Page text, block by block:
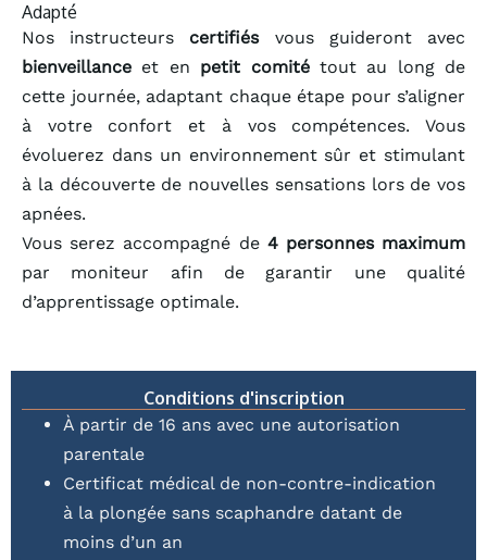
Adapté
Nos instructeurs certifiésvous guideront avec
bienveillance et en petit comitétout au long de
cette journée, adaptant chaque étape pour s’aligner
à votre confort et à vos compétences. Vous
évoluerez dans un environnement sûr et stimulant
à la découverte de nouvelles sensations lors de vos
apnées.
Vous serez accompagné de 4 personnes maximum
par moniteur afin de garantir une qualité
d’apprentissage optimale.
Conditions d'inscription
À partir de 16 ans avec une autorisation
parentale
Certificat médical de non-contre-indication
à la plongée sans scaphandre datant de
moins d’un an